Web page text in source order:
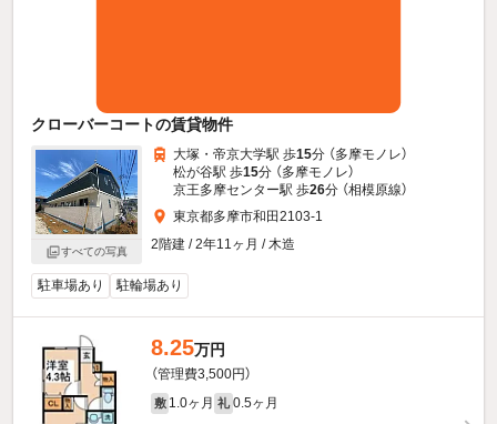
クローバーコートの賃貸物件
すべての写真
大塚・帝京大学駅 歩15分 （多摩モノレ）
松が谷駅 歩15分 （多摩モノレ）
京王多摩センター駅 歩26分 （相模原線）
東京都多摩市和田2103-1
2階建 / 2年11ヶ月 / 木造
駐車場あり 駐輪場あり
8.25万円
（管理費3,500円）
敷 1.0ヶ月 礼 0.5ヶ月